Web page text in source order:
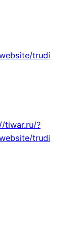
trudi
tiwar.ru/?
trudi